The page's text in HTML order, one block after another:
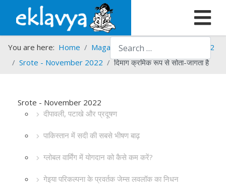
Search
You are here: Home Magazines Srote
Srote - 2022
Srote - November 2022
दिमाग क्रमिक रूप से सोता-जागता है
Srote - November 2022
दीपावली, पटाखे और प्रदूषण
पाकिस्तान में सदी की सबसे भीषण बाढ़
ग्लोबल वार्मिंग में योगदान को कैसे कम करें?
गेइया परिकल्पना के प्रवर्तक जेम्स लवलॉक का निधन